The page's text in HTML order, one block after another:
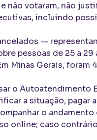
votaram, não
incluindo
—
pessoas de 25 a
Minas Gerais, foram
o Autoatendimento
a situação, pagar
o
online; caso